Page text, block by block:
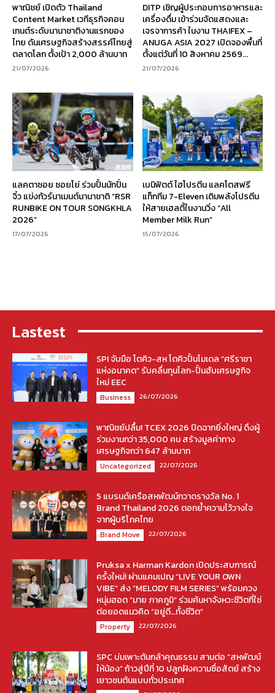
พาณิชย์ เปิดตัว Thailand
Content Market เวทีธุรกิจคอน
เทนต์ระดับนานาชาติงานแรกของ
ไทย ดันเศรษฐกิจสร้างสรรค์ไทยสู่
ตลาดโลก ตั้งเป้า 2,000 ล้านบาท
21/07/2026
DITP เชิญผู้ประกอบการอาหารและ
เครื่องดื่ม เข้าร่วมจัดแสดงและ
เจรจาการค้า ในงาน THAIFEX –
ANUGA ASIA 2027 เปิดจองพื้นที่
ตั้งแต่วันที่ 10 สิงหาคม 2569...
21/07/2026
แลคตาซอย ซอยโย่ ร่วมปั้นนักปั่น
จิ๋ว แข่งทัวร์นาเมนต์นานาชาติ “RSR
RUNBIKE ON TOUR SONGKHLA
2026”
17/07/2026
เบนิฟิตต์ ไฮโปรตีน แลคโตสฟรี
แท็กทีม 7-Eleven เติมพลังโปรตีน
ให้สายเฮลตี้ในงานวิ่ง “All
Member Milk Run”
15/07/2026
Lastest
SPI จับมือ โตคิว-สห โตคิวปั้นโมเดล “ศรีราชา
แห่งอนาคต” รับคลื่นทุนโลก-ปั้นฮับเศรษฐกิจ
ใหม่ EEC
Business 26/07/2026
พาณิชย์ปลื้ม! TCEX 2026 ปิดฉากยิ่งใหญ่ ดึงผู้
ร่วมงานกว่า 35,000 คน สร้างมูลค่าทาง
เศรษฐกิจกว่า 647 ล้านบาท
Uncategorized 22/07/2026
5 แบรนด์เครือสหพัฒน์กวาดรางวัล No. 1
Brand Thailand 2026 ตอกย้ำความไว้วางใจ
จากผู้บริโภคไทย
Brand Move 22/07/2026
Pruksa x Harman Kardon เปิดประสบการณ์
ครั้งใหม่! ผ่านแคมเปญ “LIVE YOUR OWN
VIBE” ส่ง “MELODY FILM SERIES” พร้อมควง
หนุ่มฮอต “มาย ภาคภูมิ” ร่วมค้นหาจังหวะชีวิตที่ใช่
ต่อยอดแนวคิด “อยู่ดี…ทั้งชีวิต”
Property 22/07/2026
SPC บ่มเพาะต้นกล้าคุณธรรม สานต่อ “สหพัฒน์
ให้น้อง” ก้าวสู่ปีที่ 10 ปลูกฝังความซื่อสัตย์ สร้าง
เยาวชนต้นแบบทั่วประเทศ